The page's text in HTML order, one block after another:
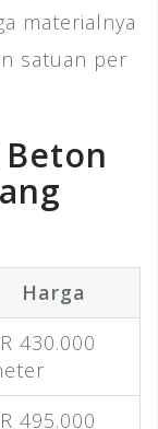
materialnya
satuan per
Harga
430.000
495.000